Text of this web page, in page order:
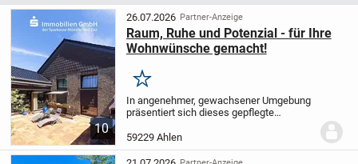
10
26.07.2026 Partner-Anzeige
Raum, Ruhe und Potenzial - für Ihre
Wohnwünsche gemacht!
Merken
In angenehmer, gewachsener Umgebung
präsentiert sich dieses gepflegte
auf einem großzügigen Grundstück von
1.087 m². Rundum eingefriedet und
angenehm uneinsehbar...
59229 Ahlen